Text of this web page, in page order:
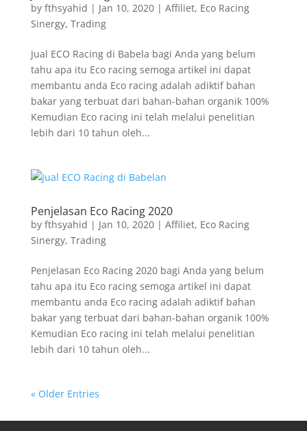
by fthsyahid | Jan 10, 2020| Affiliet, Eco Racing
Sinergy, Trading
Jual ECO Racing di Babela bagi Anda yang belum
tahu apa itu Eco racing semoga artikel ini dapat
membantu anda Eco racing adalah adiktif bahan
bakar yang terbuat dari bahan-bahan organik 100%
Kemudian Eco racing ini telah melalui penelitian
lebih dari 10 tahun oleh...
Penjelasan Eco Racing 2020
by fthsyahid | Jan 10, 2020| Affiliet, Eco Racing
Sinergy, Trading
Penjelasan Eco Racing 2020 bagi Anda yang belum
tahu apa itu Eco racing semoga artikel ini dapat
membantu anda Eco racing adalah adiktif bahan
bakar yang terbuat dari bahan-bahan organik 100%
Kemudian Eco racing ini telah melalui penelitian
lebih dari 10 tahun oleh...
« Older Entries